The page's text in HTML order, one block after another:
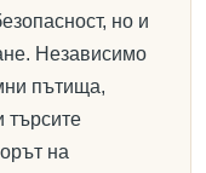
но и
Независимо
пътища,
търсите
на